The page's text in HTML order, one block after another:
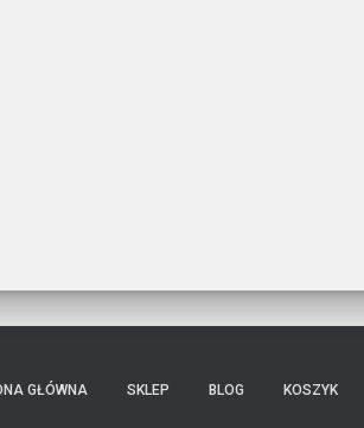
GŁÓWNA SKLEP BLOG KOSZYK